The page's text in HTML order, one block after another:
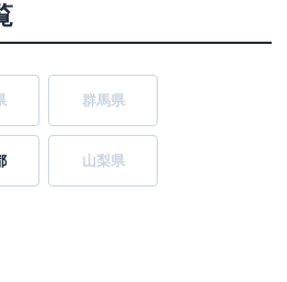
群馬県
山梨県